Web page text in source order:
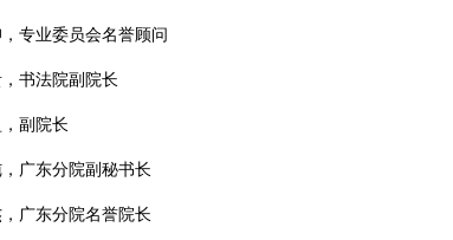
，专业委员会名誉顾问
书法院副院长
副院长
广东分院副秘书长
，广东分院名誉院长